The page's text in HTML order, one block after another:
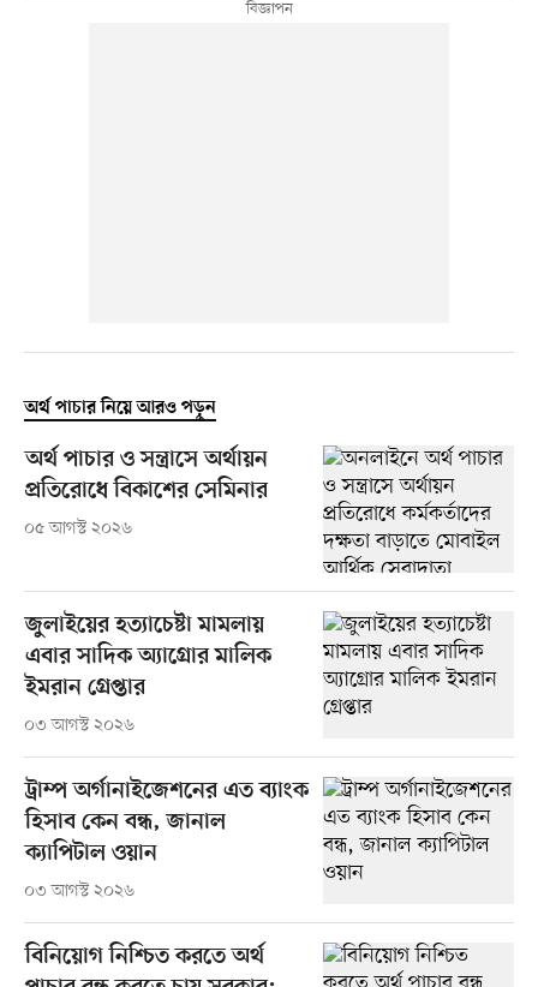
অর্থ পাচার নিয়ে আরও পড়ুন
অর্থ পাচার ও সন্ত্রাসে অর্থায়ন
প্রতিরোধে বিকাশের সেমিনার
০৫ আগস্ট ২০২৬
জুলাইয়ের হত্যাচেষ্টা মামলায়
এবার সাদিক অ্যাগ্রোর মালিক
ইমরান গ্রেপ্তার
০৩ আগস্ট ২০২৬
ট্রাম্প অর্গানাইজেশনের এত ব্যাংক
হিসাব কেন বন্ধ, জানাল
ক্যাপিটাল ওয়ান
০৩ আগস্ট ২০২৬
বিনিয়োগ নিশ্চিত করতে অর্থ